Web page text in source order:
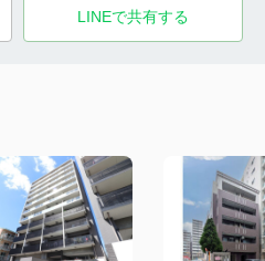
LINEで共有する